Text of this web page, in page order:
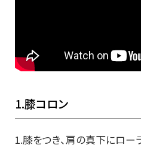
1.膝コロン
1.膝をつき、肩の真下にロー